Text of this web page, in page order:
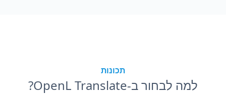
תכונות
למה לבחור ב-OpenL Translate?